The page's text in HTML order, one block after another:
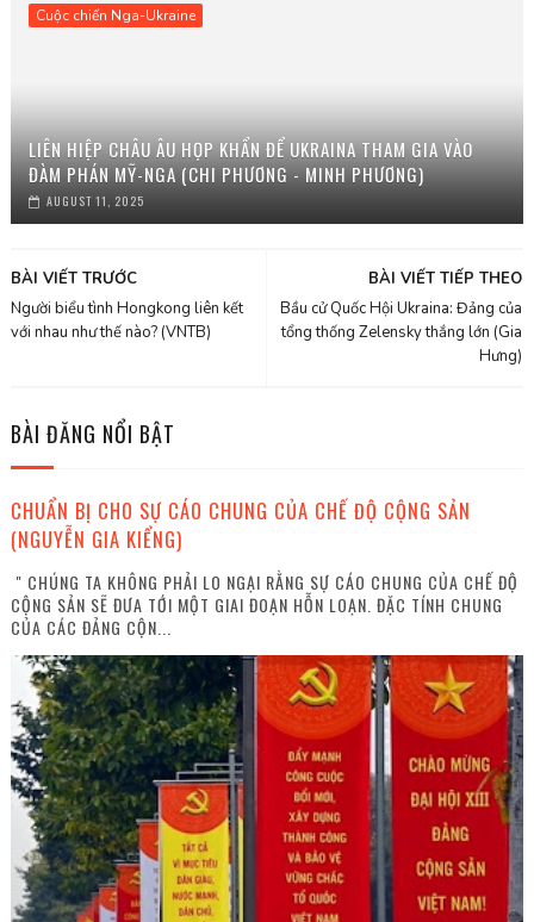
Cuộc chiến Nga-Ukraine
LIÊN HIỆP CHÂU ÂU HỌP KHẨN ĐỂ UKRAINA THAM GIA VÀO
ĐÀM PHÁN MỸ-NGA (CHI PHƯƠNG - MINH PHƯƠNG)
AUGUST 11, 2025
BÀI VIẾT TIẾP THEO
Bầu cử Quốc Hội Ukraina: Đảng của
tổng thống Zelensky thắng lớn (Gia
Hưng)
BÀI VIẾT TRƯỚC
Người biểu tình Hongkong liên kết
với nhau như thế nào? (VNTB)
BÀI ĐĂNG NỔI BẬT
CHUẨN BỊ CHO SỰ CÁO CHUNG CỦA CHẾ ĐỘ CỘNG SẢN
(NGUYỄN GIA KIỂNG)
" CHÚNG TA KHÔNG PHẢI LO NGẠI RẰNG SỰ CÁO CHUNG CỦA CHẾ ĐỘ
CỘNG SẢN SẼ ĐƯA TỚI MỘT GIAI ĐOẠN HỖN LOẠN. ĐẶC TÍNH CHUNG
CỦA CÁC ĐẢNG CỘN...